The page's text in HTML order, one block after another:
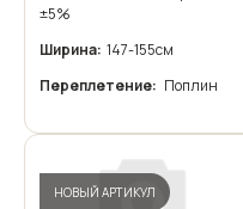
±5%
Ширина: 147-155см
Переплетение: Поплин
НОВЫЙ АРТИКУЛ